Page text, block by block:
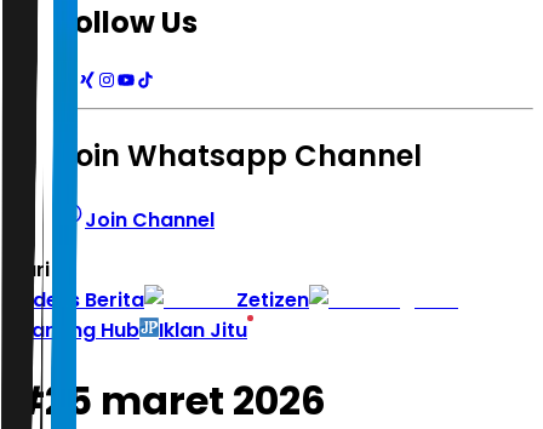
Follow Us
Join Whatsapp Channel
Join Channel
Hari ini
Indeks Berita
Zetizen
Learning Hub
Iklan Jitu
#25 maret 2026